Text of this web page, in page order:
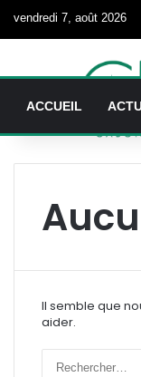
vendredi 7, août 2026
ACCUEIL
Il semble que
aider.